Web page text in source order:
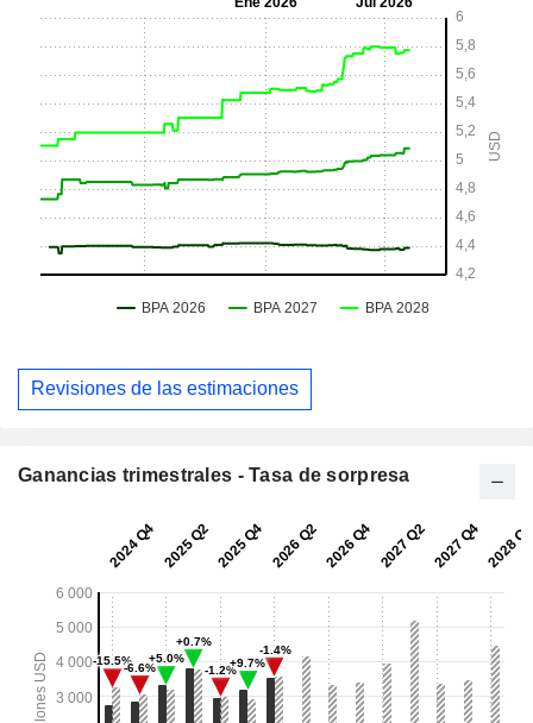
Revisiones de las estimaciones
Ganancias trimestrales - Tasa de sorpresa